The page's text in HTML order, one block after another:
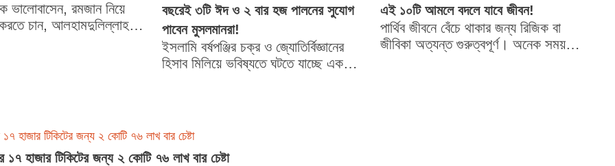
ভালোবাসেন, রমজান নিয়ে
চান, আলহামদুলিল্লাহ
বছরেই ৩টি ঈদ ও ২ বার হজ পালনের সুযোগ
পাবেন মুসলমানরা!
ইসলামি বর্ষপঞ্জির চক্র ও জ্যোতির্বিজ্ঞানের
হিসাব মিলিয়ে ভবিষ্যতে ঘটতে যাচ্ছে এক
এই ১০টি আমলে বদলে যাবে জীবন!
পার্থিব জীবনে বেঁচে থাকার জন্য রিজিক বা
জীবিকা অত্যন্ত গুরুত্বপূর্ণ। অনেক সময়
১৭ হাজার টিকিটের জন্য ২ কোটি ৭৬ লাখ বার চেষ্টা
১৭ হাজার টিকিটের জন্য ২ কোটি ৭৬ লাখ বার চেষ্টা